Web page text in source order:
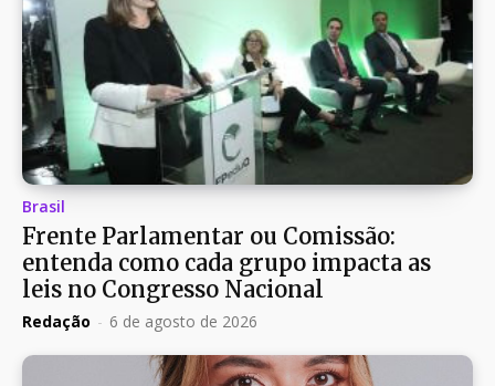
Brasil
Frente Parlamentar ou Comissão:
entenda como cada grupo impacta as
leis no Congresso Nacional
Redação - 6 de agosto de 2026